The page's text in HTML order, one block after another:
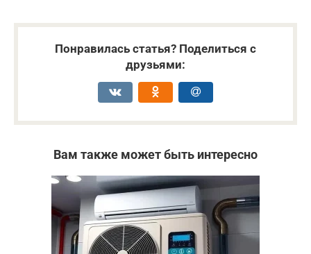
Понравилась статья? Поделиться с
друзьями:
Вам также может быть интересно